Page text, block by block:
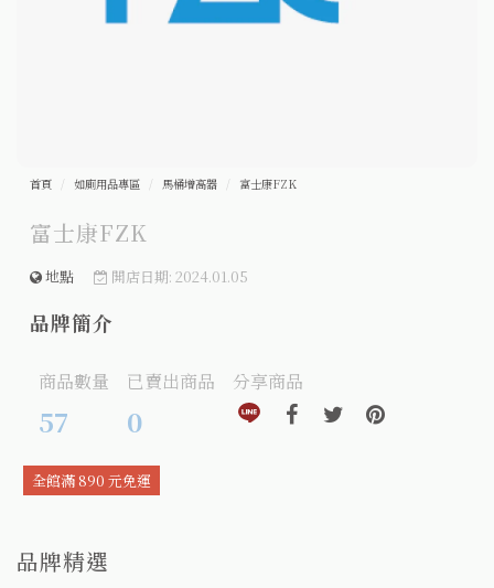
首頁 如廁用品專區 馬桶增高器 富士康FZK
富士康FZK
地點 開店日期: 2024.01.05
品牌簡介
商品數量
57
已賣出商品
0
分享商品
分享到line(另開視窗)
分享到facebook(另開視窗)
分享到twitter(另開視
分享到
全館滿 890 元免運
品牌精選